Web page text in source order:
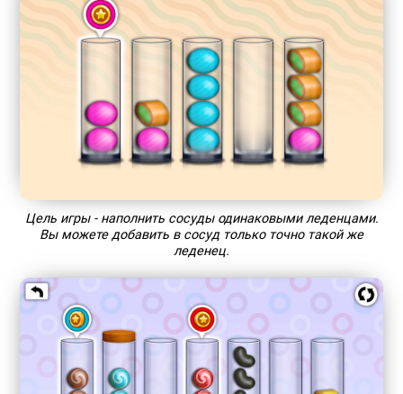
Цель игры - наполнить сосуды одинаковыми леденцами.
Вы можете добавить в сосуд только точно такой же
леденец.